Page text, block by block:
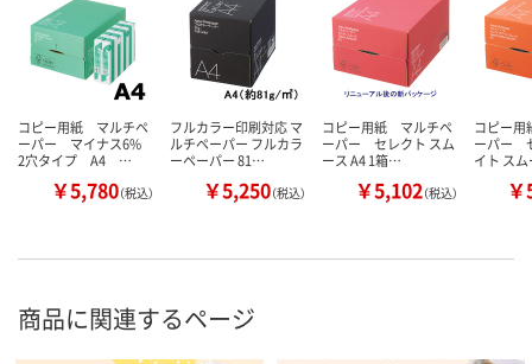
コピー用紙 マルチペ
ーパー マイナス6%
2穴タイプ A4 …
￥5,780（税込）
フルカラー印刷対応 マ
ルチペーパー フルカラ
ーペーパー 81…
￥5,250（税込）
コピー用紙 マルチペ
ーパー セレクト スム
ース A4 1箱…
￥5,102（税込）
コピー
ーパー
イト ス
商品に関連するページ